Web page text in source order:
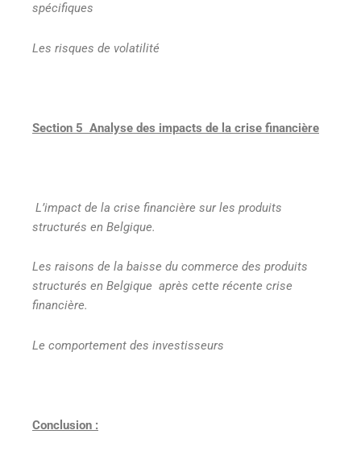
spécifiques
Les risques de volatilité
Section 5 Analyse des impacts de la crise financière
L’impact de la crise financière sur les produits
structurés en Belgique.
Les raisons de la baisse du commerce des produits
structurés en Belgique après cette récente crise
financière.
Le comportement des investisseurs
Conclusion :